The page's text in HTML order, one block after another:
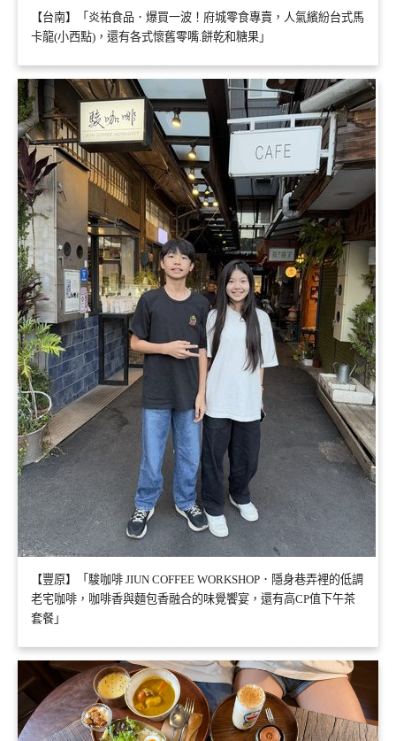
【台南】「炎祐食品．爆買一波！府城零食專賣，人氣繽紛台式馬
卡龍(小西點)，還有各式懷舊零嘴.餅乾和糖果」
【豐原】「駿咖啡 JIUN COFFEE WORKSHOP．隱身巷弄裡的低調
老宅咖啡，咖啡香與麵包香融合的味覺饗宴，還有高CP值下午茶
套餐」